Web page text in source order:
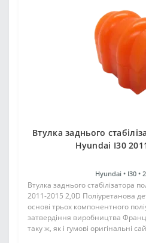
Втулка заднього
Hyundai I30
Hyundai • I30 •
Втулка заднього стабілізатора
2011-2015 2,0D Поліуретанова
основі трьох компонентного
затвердіння виробництва
таку ж, як і гумові оригінальні